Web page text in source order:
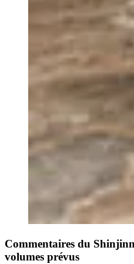
Commentaires du
volumes prévus